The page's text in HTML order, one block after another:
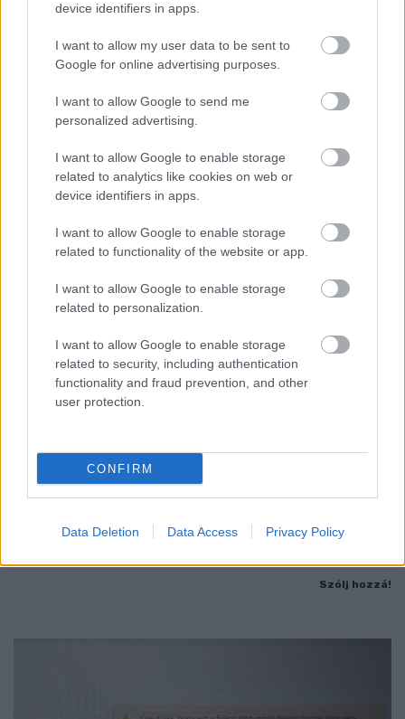
device identifiers in apps.
I want to allow my user data to be sent to
Google for online advertising purposes.
I want to allow Google to send me
personalized advertising.
I want to allow Google to enable storage
related to analytics like cookies on web or
device identifiers in apps.
I want to allow Google to enable storage
related to functionality of the website or app.
I want to allow Google to enable storage
related to personalization.
I want to allow Google to enable storage
related to security, including authentication
functionality and fraud prevention, and other
user protection.
CONFIRM
Data Deletion Data Access Privacy Policy
NŐVERŐ SZOMBATHELYI FÉRFI ELLEN EMELT
A férfi a nyílt utcán kezdte verni áldozatát.
Szólj hozzá!
KÖZÖNSÉGTALÁLKOZÓ VÁRJA A LÁTOGATÓKAT A
GYŐRI RÓMER MÚZEUMBAN
hét második felére, a hőségriadó idején ráadásul a Várkazamata
Szólj hozzá!